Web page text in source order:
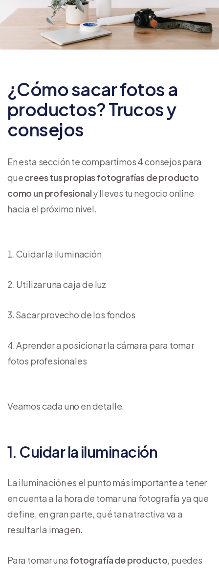
¿Cómo sacar fotos a
productos? Trucos y
consejos
En esta sección te compartimos 4 consejos para
quecrees tus propias fotografías de producto
como un profesionaly lleves tu negocio online
hacia el próximo nivel.
Cuidar la iluminación
Utilizar una caja de luz
Sacar provecho de los fondos
Aprender a posicionar la cámara para tomar
fotos profesionales
Veamos cada uno en detalle.
1. Cuidar la iluminación
La iluminación es el punto más importante a tener
en cuenta a la hora de tomar una fotografía ya que
define, en gran parte, qué tan atractiva va a
resultar la imagen.
Para tomar una fotografía de producto, puedes